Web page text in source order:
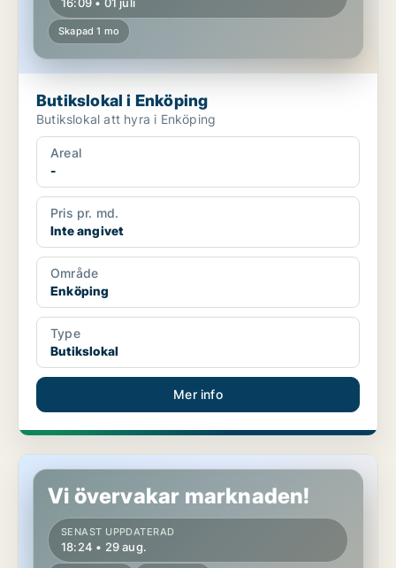
Skapad 1 mo
Butikslokal i Enköping
Butikslokal att hyra i Enköping
Areal
-
Pris pr. md.
Inte angivet
Område
Enköping
Type
Butikslokal
Mer info
Industrilokal i Enköping
Vi övervakar marknaden!
SENAST UPPDATERAD
18:24 • 29 aug.